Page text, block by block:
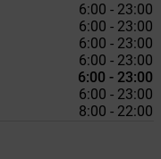
6:00 - 23:00
6:00 - 23:00
6:00 - 23:00
6:00 - 23:00
6:00 - 23:00
6:00 - 23:00
8:00 - 22:00